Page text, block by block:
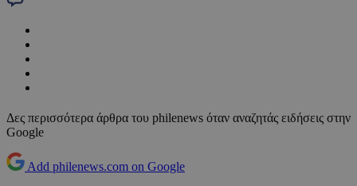
Δες περισσότερα άρθρα του philenews όταν αναζητάς ειδήσεις στην
Google
Add philenews.com on Google